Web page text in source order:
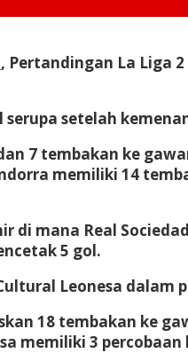
, Pertandingan La Liga
setelah
7 tembakan ke
memiliki 14
mana Real
5 gol.
Leonesa
18 tembakan ke
memiliki 3